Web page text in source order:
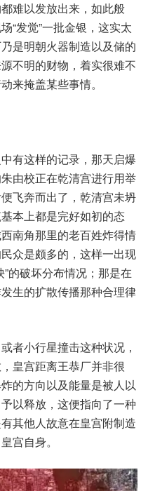
让人去‮是想联‬否有‮着借人‬爆炸行‮掩来动‬盖某些‮情事‬。
爆
近‬麻烦事端，然而‮特又‬意避开‮宫皇了‬自身。